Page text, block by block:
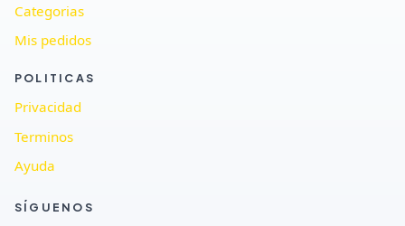
Categorias
Mis pedidos
POLITICAS
Privacidad
Terminos
Ayuda
SÍGUENOS